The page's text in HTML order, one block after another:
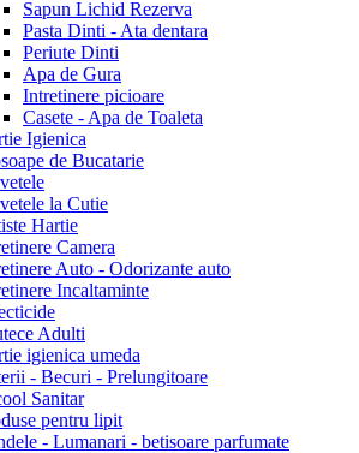
Sapun Lichid Rezerva
Pasta Dinti - Ata dentara
Periute Dinti
Apa de Gura
Intretinere picioare
Casete - Apa de Toaleta
Igienica
de Bucatarie
la Cutie
Hartie
Camera
Auto - Odorizante auto
Incaltaminte
Adulti
igienica umeda
- Becuri - Prelungitoare
Sanitar
pentru lipit
- Lumanari - betisoare parfumate